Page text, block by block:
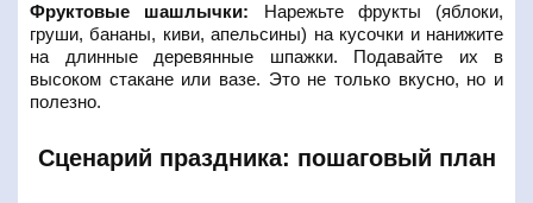
Фруктовые шашлычки: Нарежьте фрукты (яблоки,
груши, бананы, киви, апельсины) на кусочки и нанижите
на длинные деревянные шпажки. Подавайте их в
высоком стакане или вазе. Это не только вкусно, но и
полезно.
Сценарий праздника: пошаговый план